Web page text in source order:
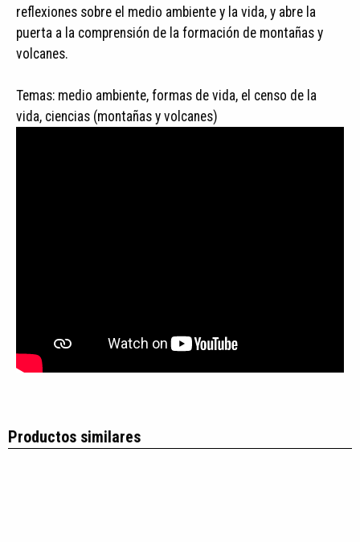
reflexiones sobre el medio ambiente y la vida, y abre la
puerta a la comprensión de la formación de montañas y
volcanes.
Temas: medio ambiente, formas de vida, el censo de la
vida, ciencias (montañas y volcanes)
Productos similares